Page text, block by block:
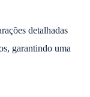
detalhadas
garantindo uma